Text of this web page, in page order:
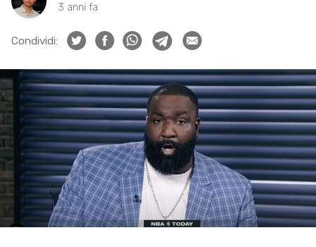
3 anni fa
Condividi: